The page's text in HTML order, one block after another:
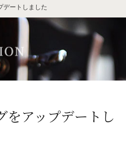
デートしました
をアップデートし